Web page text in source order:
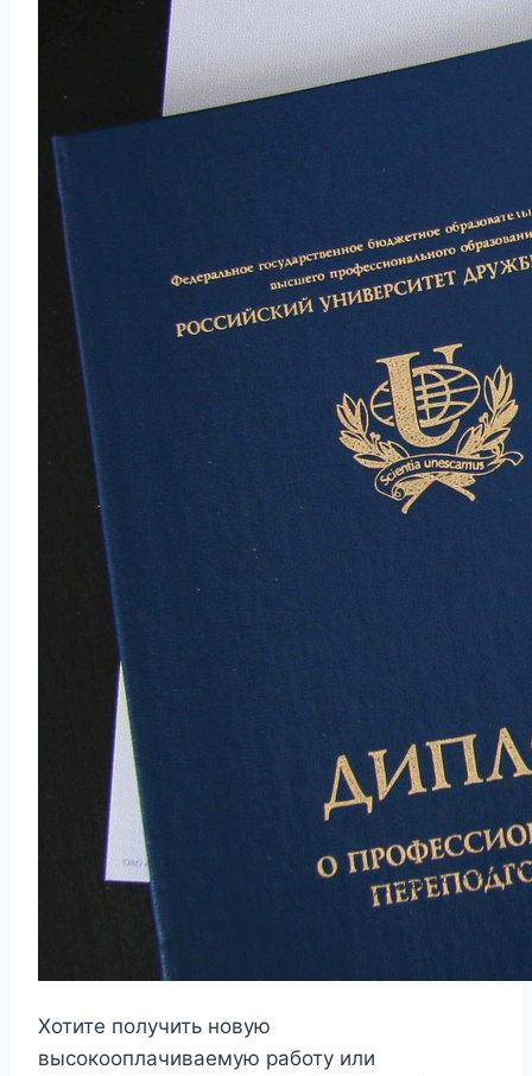
Хотите получить новую
высокооплачиваемую работу или